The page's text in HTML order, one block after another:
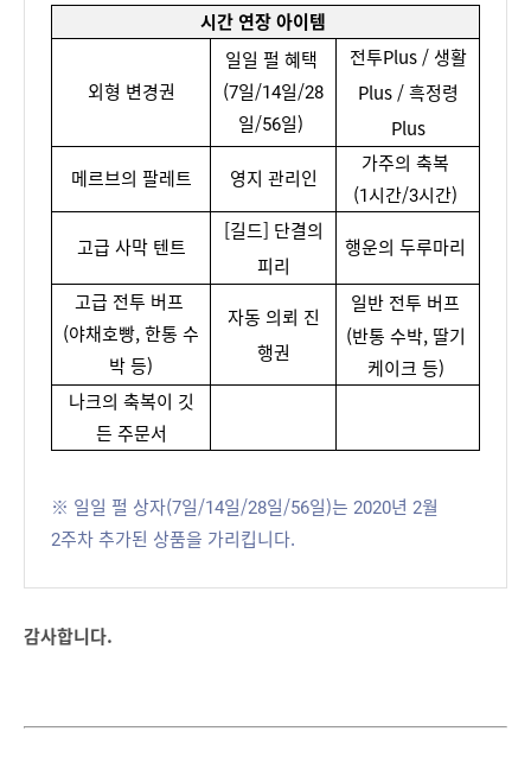
시간 연장 아이템
외형 변경권
일일 펄 혜택
(7일/14일/28
일/56일)
전투Plus/ 생활
Plus/흑정령
Plus
메르브의 팔레트
영지 관리인
가주의 축복
(1시간/3시간)
고급 사막 텐트
[길드] 단결의
피리
행운의 두루마리
고급 전투 버프
(야채호빵, 한통 수
박 등)
자동 의뢰 진
행권
일반 전투 버프
(반통 수박, 딸기
케이크 등)
나크의 축복이 깃
든 주문서
※ 일일 펄 상자(7일/14일/28일/56일)는 2020년 2월
2주차 추가된 상품을 가리킵니다.
감사합니다.